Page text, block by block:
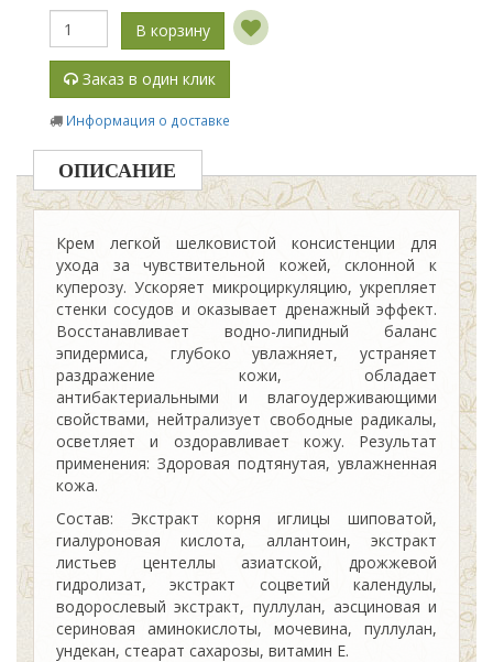
В корзину
Заказ в один клик
Информация о доставке
ОПИСАНИЕ
Крем легкой шелковистой консистенции для
ухода за чувствительной кожей, склонной к
куперозу. Ускоряет микроциркуляцию, укрепляет
стенки сосудов и оказывает дренажный эффект.
Восстанавливает водно-липидный баланс
эпидермиса, глубоко увлажняет, устраняет
раздражение кожи, обладает
антибактериальными и влагоудерживающими
свойствами, нейтрализует свободные радикалы,
осветляет и оздоравливает кожу. Результат
применения: Здоровая подтянутая, увлажненная
кожа.
Состав: Экстракт корня иглицы шиповатой,
гиалуроновая кислота, аллантоин, экстракт
листьев центеллы азиатской, дрожжевой
гидролизат, экстракт соцветий календулы,
водорослевый экстракт, пуллулан, аэсциновая и
сериновая аминокислоты, мочевина, пуллулан,
ундекан, стеарат сахарозы, витамин Е.